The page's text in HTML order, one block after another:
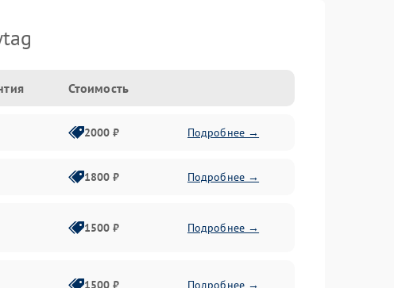
Стоимость
2000 ₽ Подробнее →
1800 ₽ Подробнее →
1500 ₽ Подробнее →
1500 ₽ Подробнее →